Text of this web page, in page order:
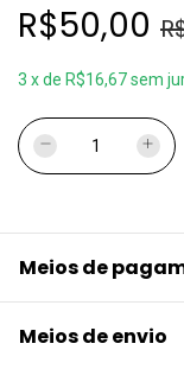
R$50,00
3 xde R$16,67sem
Meios de
Meios de envio